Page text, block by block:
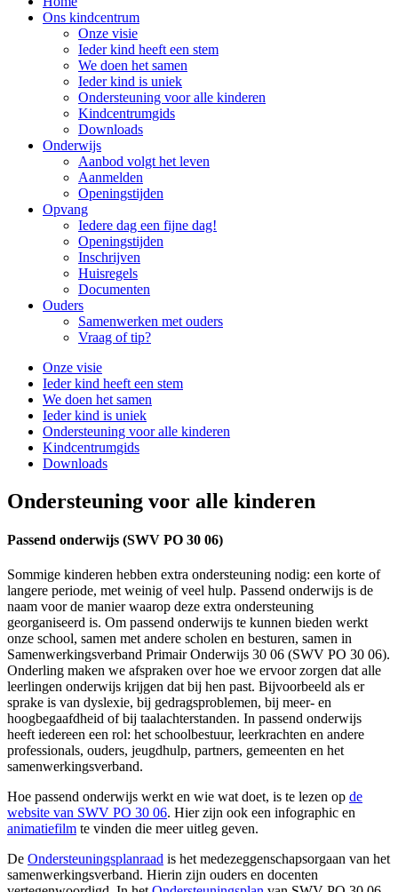
Ons kindcentrum
Onze visie
Ieder kind heeft een stem
We doen het samen
Ieder kind is uniek
Ondersteuning voor alle kinderen
Kindcentrumgids
Downloads
Onderwijs
Aanbod volgt het leven
Aanmelden
Openingstijden
Opvang
Iedere dag een fijne dag!
Openingstijden
Inschrijven
Huisregels
Documenten
Ouders
Samenwerken met ouders
Vraag of tip?
Onze visie
Ieder kind heeft een stem
We doen het samen
Ieder kind is uniek
Ondersteuning voor alle kinderen
Kindcentrumgids
Downloads
Ondersteuning voor alle kinderen
Passend onderwijs (SWV PO 30 06)
Sommige kinderen hebben extra ondersteuning nodig: een korte of
langere periode, met weinig of veel hulp. Passend onderwijs is de
naam voor de manier waarop deze extra ondersteuning
georganiseerd is. Om passend onderwijs te kunnen bieden werkt
onze school, samen met andere scholen en besturen, samen in
Samenwerkingsverband Primair Onderwijs 30 06 (SWV PO 30 06).
Onderling maken we afspraken over hoe we ervoor zorgen dat alle
leerlingen onderwijs krijgen dat bij hen past. Bijvoorbeeld als er
sprake is van dyslexie, bij gedragsproblemen, bij meer- en
hoogbegaafdheid of bij taalachterstanden. In passend onderwijs
heeft iedereen een rol: het schoolbestuur, leerkrachten en andere
professionals, ouders, jeugdhulp, partners, gemeenten en het
samenwerkingsverband.
Hoe passend onderwijs werkt en wie wat doet, is te lezen op de
website van SWV PO 30 06. Hier zijn ook een infographic en
animatiefilm te vinden die meer uitleg geven.
De Ondersteuningsplanraad is het medezeggenschapsorgaan van het
samenwerkingsverband. Hierin zijn ouders en docenten